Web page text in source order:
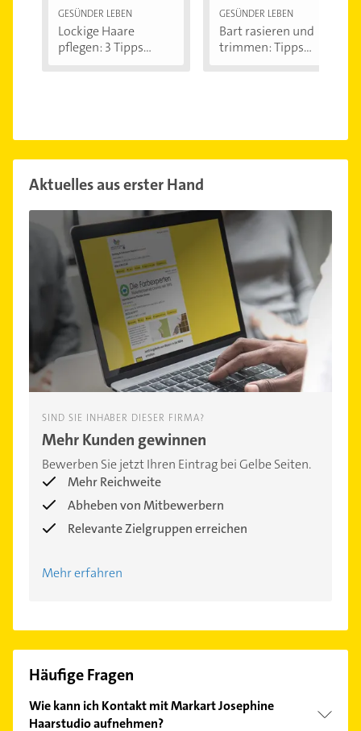
GESÜNDER LEBEN
Lockige Haare
pflegen: 3 Tipps...
GESÜNDER LEBEN
Bart rasieren und
trimmen: Tipps...
Aktuelles aus erster Hand
SIND SIE INHABER DIESER FIRMA?
Mehr Kunden gewinnen
Bewerben Sie jetzt Ihren Eintrag bei Gelbe Seiten.
Mehr Reichweite
Abheben von Mitbewerbern
Relevante Zielgruppen erreichen
Mehr erfahren
Häufige Fragen
Wie kann ich Kontakt mit Markart Josephine
Haarstudio aufnehmen?